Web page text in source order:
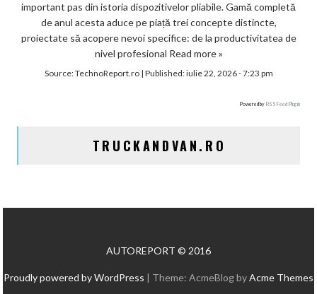
important pas din istoria dispozitivelor pliabile. Gamă completă
de anul acesta aduce pe piață trei concepte distincte,
proiectate să acopere nevoi specifice: de la productivitatea de
nivel profesional Read more »
Source:TechnoReport.ro| Published:iulie 22, 2026 - 7:23 pm
Powered by RSS Feed Plugin
TRUCKANDVAN.RO
AUTOREPORT © 2016
Proudly powered by WordPress | Theme: AcmeBlog byAcme Themes